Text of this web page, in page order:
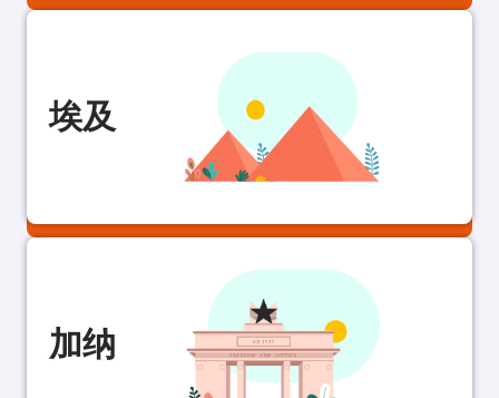
埃及
加纳